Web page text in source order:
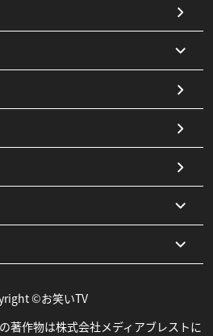
©お笑いTV
著作物は株式会社メディアブレストに